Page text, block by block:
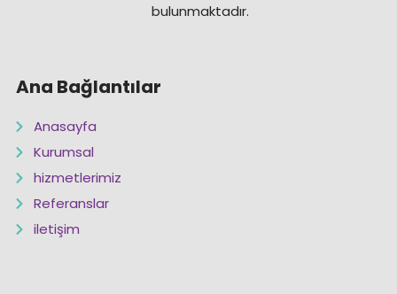
bulunmaktadır.
Ana Bağlantılar
Anasayfa
Kurumsal
hizmetlerimiz
Referanslar
iletişim